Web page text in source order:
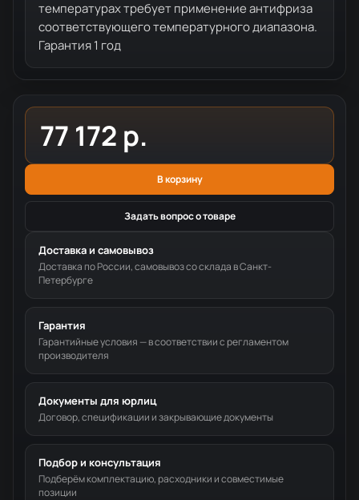
температурах требует применение антифриза
соответствующего температурного диапазона.
Гарантия 1 год
77 172 р.
В корзину
Задать вопрос о товаре
Доставка и самовывоз
Доставка по России, самовывоз со склада в Санкт-
Петербурге
Гарантия
Гарантийные условия — в соответствии с регламентом
производителя
Документы для юрлиц
Договор, спецификации и закрывающие документы
Подбор и консультация
Подберём комплектацию, расходники и совместимые
позиции